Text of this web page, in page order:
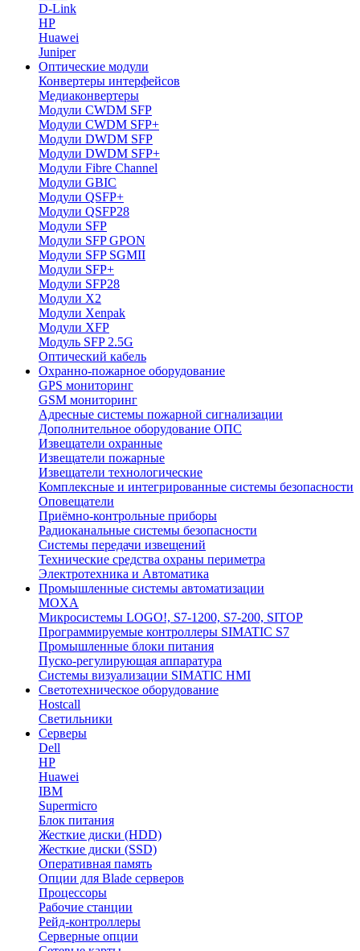
D-Link
HP
Huawei
Juniper
Оптические модули
Конвертеры интерфейсов
Медиаконвертеры
Модули CWDM SFP
Модули CWDM SFP+
Модули DWDM SFP
Модули DWDM SFP+
Модули Fibre Channel
Модули GBIC
Модули QSFP+
Модули QSFP28
Модули SFP
Модули SFP GPON
Модули SFP SGMII
Модули SFP+
Модули SFP28
Модули X2
Модули Xenpak
Модули XFP
Модуль SFP 2.5G
Оптический кабель
Охранно-пожарное оборудование
GPS мониторинг
GSM мониторинг
Адресные системы пожарной сигнализации
Дополнительное оборудование ОПС
Извещатели охранные
Извещатели пожарные
Извещатели технологические
Комплексные и интегрированные системы безопасноcти
Оповещатели
Приёмно-контрольные приборы
Радиоканальные системы безопасности
Системы передачи извещений
Технические средства охраны периметра
Электротехника и Автоматика
Промышленные системы автоматизации
MOXA
Микросистемы LOGO!, S7-1200, S7-200, SITOP
Программируемые контроллеры SIMATIC S7
Промышленные блоки питания
Пуско-регулирующая аппаратура
Системы визуализации SIMATIC HMI
Светотехническое оборудование
Hostcall
Светильники
Серверы
Dell
HP
Huawei
IBM
Supermicro
Блок питания
Жесткие диски (HDD)
Жесткие диски (SSD)
Оперативная память
Опции для Blade серверов
Процессоры
Рабочие станции
Рейд-контроллеры
Серверные опции